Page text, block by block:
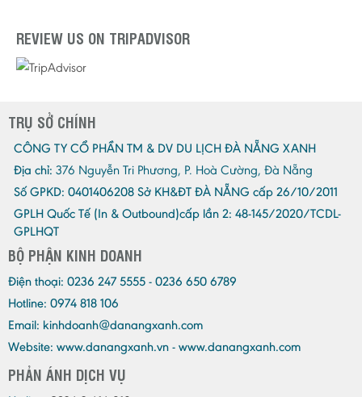
REVIEW US ON TRIPADVISOR
TRỤ SỞ CHÍNH
CÔNG TY CỔ PHẦN TM & DV DU LỊCH ĐÀ NẴNG XANH
Địa chỉ: 376 Nguyễn Tri Phương, P. Hoà Cường, Đà Nẵng
Số GPKD: 0401406208 Sở KH&ĐT ĐÀ NẴNG cấp 26/10/2011
GPLH Quốc Tế (In & Outbound)cấp lần 2: 48-145/2020/TCDL-
GPLHQT
BỘ PHẬN KINH DOANH
Điện thoại: 0236 247 5555 - 0236 650 6789
Hotline: 0974 818 106
Email: kinhdoanh@danangxanh.com
Website: www.danangxanh.vn - www.danangxanh.com
PHẢN ÁNH DỊCH VỤ